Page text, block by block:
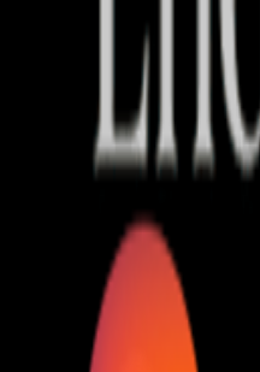
Who we are
AT PARTNERSが提供
オープンイノベーショ
詳しく見る
AT PARTNERS3つの強み